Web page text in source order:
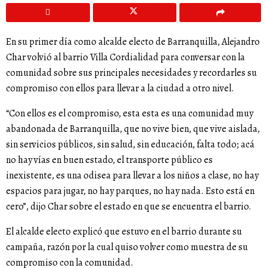
En su primer día como alcalde electo de Barranquilla, Alejandro
Char volvió al barrio Villa Cordialidad para conversar con la
comunidad sobre sus principales necesidades y recordarles su
compromiso con ellos para llevar a la ciudad a otro nivel.
“Con ellos es el compromiso, esta esta es una comunidad muy
abandonada de Barranquilla, que no vive bien, que vive aislada,
sin servicios públicos, sin salud, sin educación, falta todo; acá
no hay vías en buen estado, el transporte público es
inexistente, es una odisea para llevar a los niños a clase, no hay
espacios para jugar, no hay parques, no hay nada. Esto está en
cero”, dijo Char sobre el estado en que se encuentra el barrio.
El alcalde electo explicó que estuvo en el barrio durante su
campaña, razón por la cual quiso volver como muestra de su
compromiso con la comunidad.